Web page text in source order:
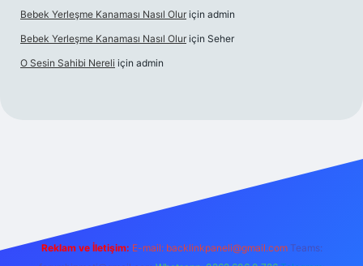
Bebek Yerleşme Kanaması Nasıl Olur için admin
Bebek Yerleşme Kanaması Nasıl Olur için Seher
O Sesin Sahibi Nereli için admin
Reklam ve İletişim: E-mail: backlinkpaneli@gmail.com Teams: